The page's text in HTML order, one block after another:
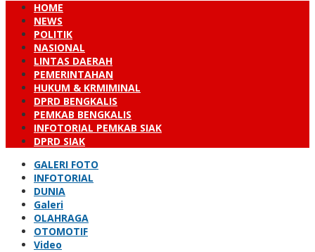
HOME
NEWS
POLITIK
NASIONAL
LINTAS DAERAH
PEMERINTAHAN
HUKUM & KRMIMINAL
DPRD BENGKALIS
PEMKAB BENGKALIS
INFOTORIAL PEMKAB SIAK
DPRD SIAK
GALERI FOTO
INFOTORIAL
DUNIA
Galeri
OLAHRAGA
OTOMOTIF
Video